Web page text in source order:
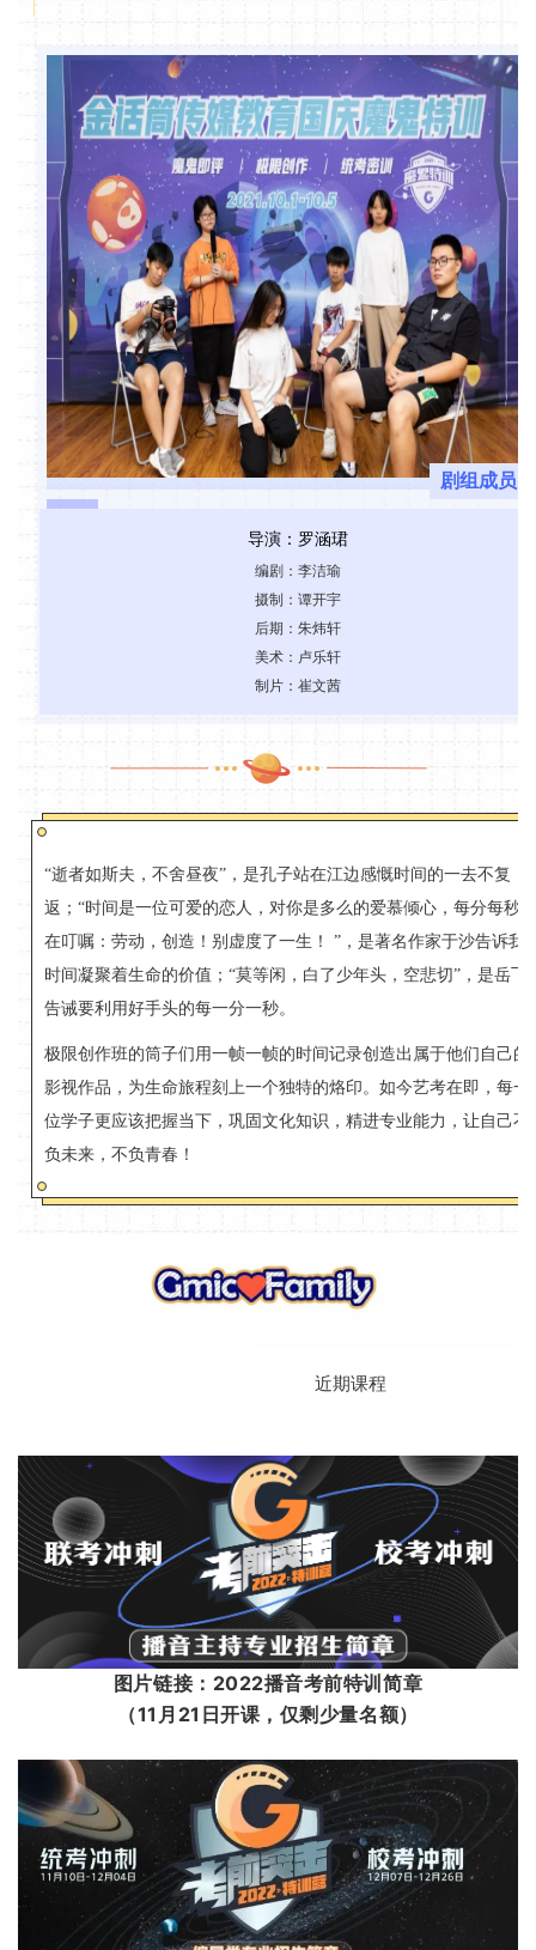
剧组成员
导演：罗涵珺
编剧：李洁瑜
摄制：谭开宇
后期：朱炜轩
美术：卢乐轩
制片：崔文茜
“逝者如斯夫，不舍昼夜”，是孔子站在江边感慨时间的一去不复
返；“时间是一位可爱的恋人，对你是多么的爱慕倾心，每分每秒都
在叮嘱：劳动，创造！别虚度了一生！ ”，是著名作家于沙告诉我
时间凝聚着生命的价值；“莫等闲，白了少年头，空悲切”，是岳飞
告诫要利用好手头的每一分一秒。
极限创作班的筒子们用一帧一帧的时间记录创造出属于他们自己的
影视作品，为生命旅程刻上一个独特的烙印。如今艺考在即，每一
位学子更应该把握当下，巩固文化知识，精进专业能力，让自己不
负未来，不负青春！
近期课程
图片链接：2022播音考前特训简章
（11月21日开课，仅剩少量名额）